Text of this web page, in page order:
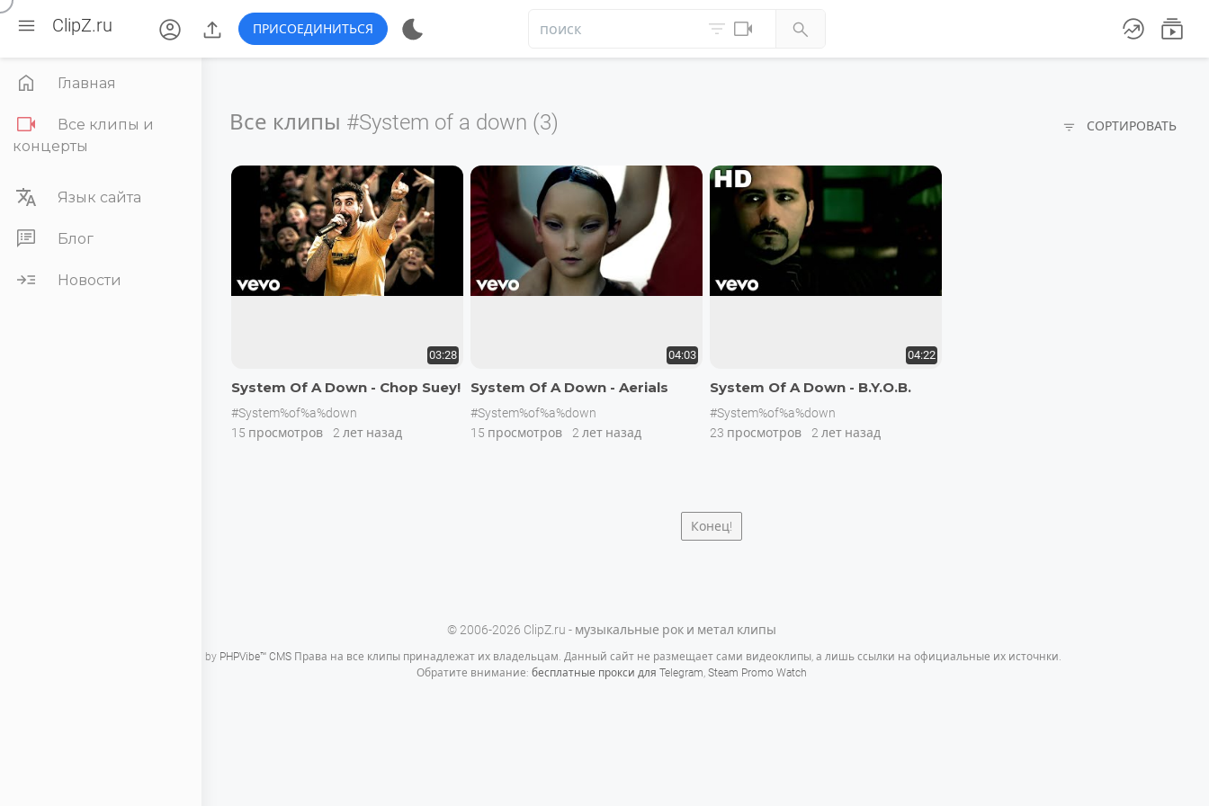
 ClipZ.ru account_circle  ПРИСОЕДИНИТЬСЯ 
   
 Главная

Все клипы и
концерты
 Язык сайта
 Блог
 Новости
Все клипы #System of a down (3)  СОРТИРОВАТЬ
03:28
System Of A Down - Chop Suey!
#System%of%a%down
15 просмотров
2 лет назад
04:03
System Of A Down - Aerials
#System%of%a%down
15 просмотров
2 лет назад
04:22
System Of A Down - B.Y.O.B.
#System%of%a%down
23 просмотров
2 лет назад
Конец!
© 2006-2026 ClipZ.ru - музыкальные рок и метал клипы
Powered by PHPVibe™ CMS Права на все клипы принадлежат их владельцам. Данный сайт не размещает сами видеоклипы, а лишь ссылки на официальные их источнки.
Обратите внимание: бесплатные прокси для Telegram, Steam Promo Watch